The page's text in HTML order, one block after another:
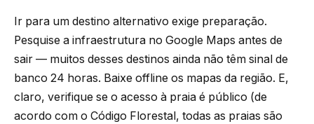
Ir para um destino alternativo exige preparação.
Pesquise a infraestrutura no Google Maps antes de
sair — muitos desses destinos ainda não têm sinal de
banco 24 horas. Baixe offline os mapas da região. E,
claro, verifique se o acesso à praia é público (de
acordo com o Código Florestal, todas as praias são